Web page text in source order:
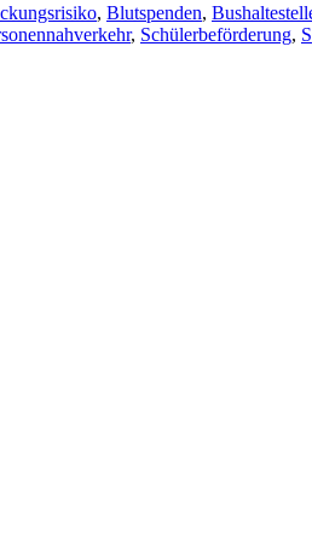
, Blutspenden,
, Schülerbeförderung,